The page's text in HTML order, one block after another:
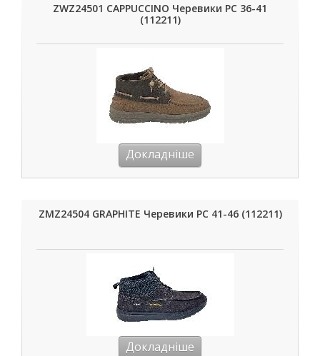
ZWZ24501 CAPPUCCINO Черевики РС 36-41
(112211)
Докладніше
ZMZ24504 GRAPHITE Черевики РС 41-46 (112211)
Докладніше